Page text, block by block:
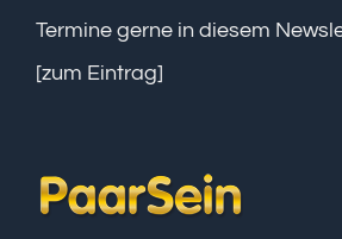
Termine gerne in diesem
[zum Eintrag]